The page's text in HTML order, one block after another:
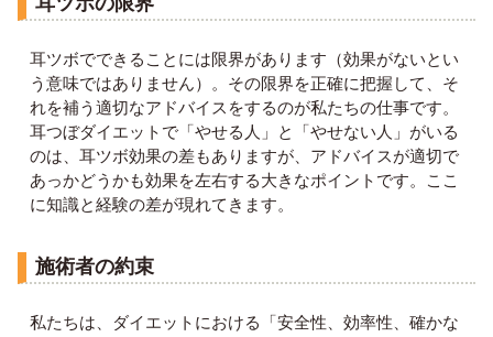
耳ツボでできることには限界があります（効果がないとい
う意味ではありません）。その限界を正確に把握して、そ
れを補う適切なアドバイスをするのが私たちの仕事です。
耳つぼダイエットで「やせる人」と「やせない人」がいる
のは、耳ツボ効果の差もありますが、アドバイスが適切で
あっかどうかも効果を左右する大きなポイントです。ここ
に知識と経験の差が現れてきます。
施術者の約束
私たちは、ダイエットにおける「安全性、効率性、確かな